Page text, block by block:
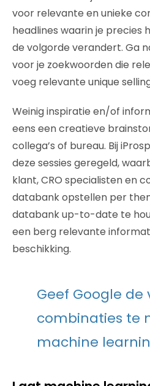
voor relevante en unieke
headlines waarin je precies
de volgorde verandert. Ga
voor je zoekwoorden die
voeg relevante unique
Weinig inspiratie en/of
eens een creatieve
collega’s of bureau. Bij
deze sessies geregeld,
klant, CRO specialisten en
databank opstellen per
databank up-to-date te
een berg relevante
beschikking.
Geef Google de
combinaties te
machine